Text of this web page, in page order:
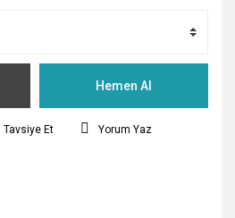
Hemen Al
Tavsiye Et Yorum Yaz